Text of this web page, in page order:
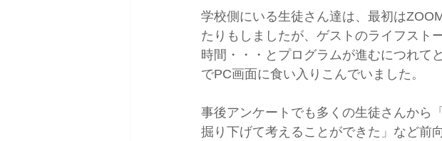
学校側にいる生徒さん達は、最初は
たりもしましたが、ゲストのライフスト
時間・・・とプログラムが進むにつれて
でPC画面に食い入りこんでいました。
事後アンケートでも多くの生徒さんから
掘り下げて考えることができた」など前